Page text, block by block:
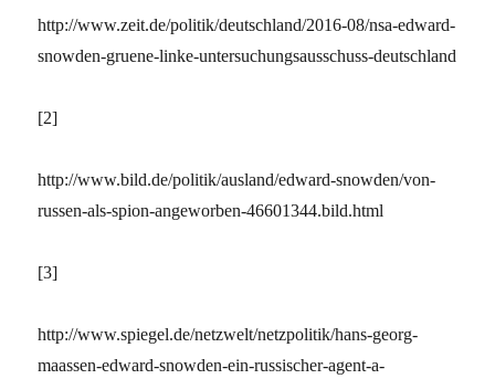
http://www.zeit.de/politik/deutschland/2016-08/nsa-edward-
snowden-gruene-linke-untersuchungsausschuss-deutschland
[2]
http://www.bild.de/politik/ausland/edward-snowden/von-
russen-als-spion-angeworben-46601344.bild.html
[3]
http://www.spiegel.de/netzwelt/netzpolitik/hans-georg-
maassen-edward-snowden-ein-russischer-agent-a-